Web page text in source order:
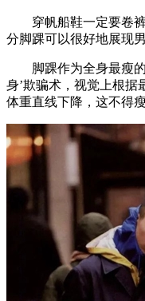
穿帆船鞋一定要卷裤
分脚踝可以很好地展现
脚踝作为全身最瘦的
身’欺骗术，视觉上根据
体重直线下降，这不得